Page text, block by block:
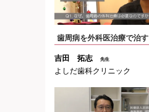
歯周病を外科医治療で治す
吉田 拓志 先生
よしだ歯科クリニック